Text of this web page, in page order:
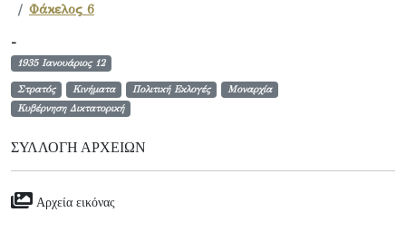
Φάκελος 6
-
1935 Ιανουάριος 12
Στρατός Κινήματα Πολιτική Εκλογές
Μοναρχία
Κυβέρνηση Δικτατορική
ΣΥΛΛΟΓΉ ΑΡΧΕΊΩΝ
Αρχεία εικόνας